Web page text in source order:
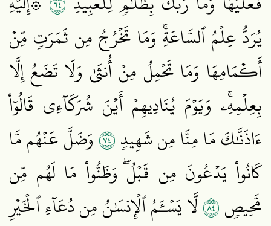
يُرَدُّ عِلۡمُ ٱلسَّاعَةِۚ وَمَا تَخۡرُجُ مِن ثَمَرَتٖ مِّنۡ
أَكۡمَامِهَا وَمَا تَحۡمِلُ مِنۡ أُنثَىٰ وَلَا تَضَعُ إِلَّا
بِعِلۡمِهِۦۚ وَيَوۡمَ يُنَادِيهِمۡ أَيۡنَ شُرَكَآءِي قَالُوٓاْ
ءَاذَنَّٰكَ مَا مِنَّا مِن شَهِيدٖ٤٧وَضَلَّ عَنۡهُم مَّا
كَانُواْ يَدۡعُونَ مِن قَبۡلُۖ وَظَنُّواْ مَا لَهُم مِّن
مَّحِيصٖ٤٨لَّا يَسۡـَٔمُ ٱلۡإِنسَٰنُ مِن دُعَآءِ ٱلۡخَيۡرِ